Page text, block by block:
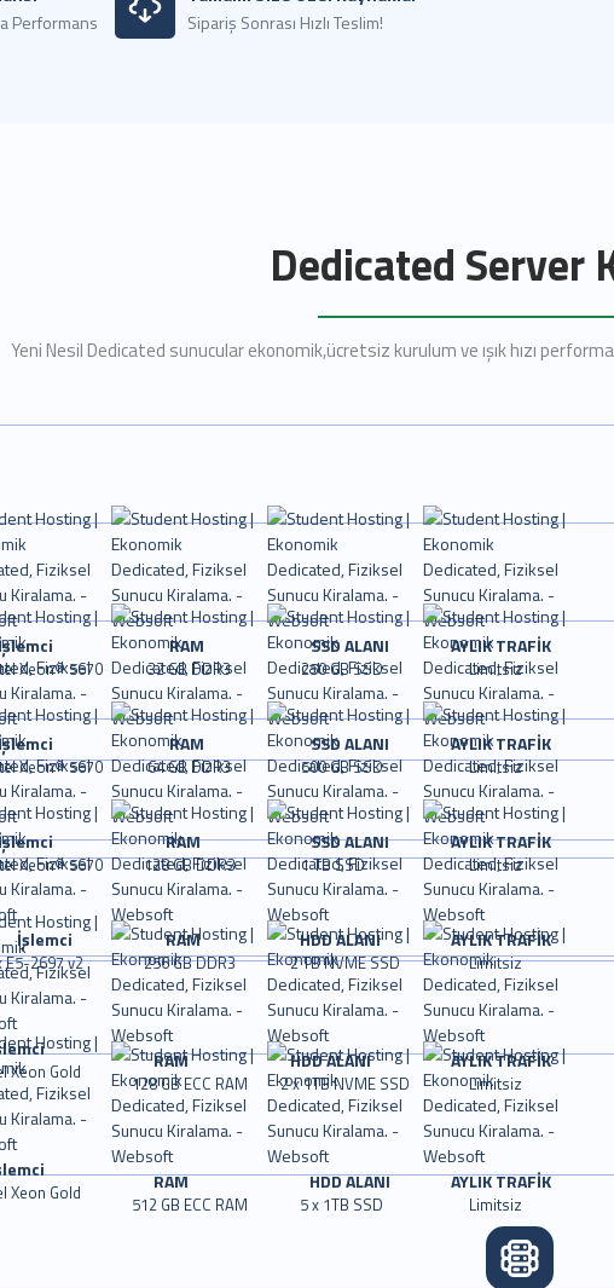
Performans Sipariş Sonrası Hızlı Teslim!
Dedicated Server
Yeni Nesil Dedicated sunucular ekonomik,ücretsiz kurulum ve ışık hızı
Xeon® 5670
RAM
32 GB DDR3
SSD ALANI
250 GB SSD
AYLIK TRAFİK
Limitsiz
Xeon® 5670
RAM
64 GB DDR3
SSD ALANI
500 GB SSD
AYLIK TRAFİK
Limitsiz
Xeon® 5670
RAM
128 GB DDR3
SSD ALANI
1 TB SSD
AYLIK TRAFİK
Limitsiz
İşlemci
E5-2697 v2
RAM
256 GB DDR3
HDD ALANI
2 TB NVME SSD
AYLIK TRAFİK
Limitsiz
Xeon Gold
RAM
128 GB ECC RAM
HDD ALANI
2 x 1TB NVME SSD
AYLIK TRAFİK
Limitsiz
Xeon Gold
RAM
512 GB ECC RAM
HDD ALANI
5 x 1TB SSD
AYLIK TRAFİK
Limitsiz